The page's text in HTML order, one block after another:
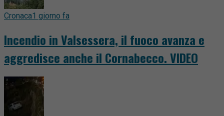
Cronaca1 giorno fa
Incendio in Valsessera, il fuoco avanza e
aggredisce anche il Cornabecco. VIDEO